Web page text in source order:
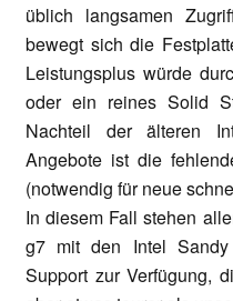
üblich langsamen
bewegt sich die
Leistungsplus würde
oder ein reines Solid
Nachteil der älteren
Angebote ist die
(notwendig für neue
In diesem Fall stehen
g7 mit den Intel
Support zur Verfügung,